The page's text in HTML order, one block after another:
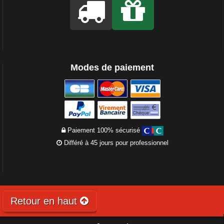
Modes de paiement
Paiement 100% sécurisé
Différé à 45 jours pour professionnel
Retour en haut